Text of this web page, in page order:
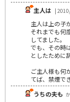
主人は |
主人は上の子
それまでも何
してました。
でも、その時
としたために
ご主人様も何
てば、禁煙で
うちの夫も